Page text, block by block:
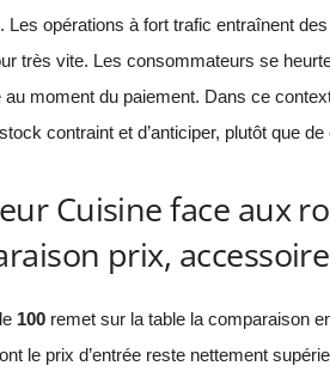
Les opérations à fort trafic entraînent
très vite. Les consommateurs se
au moment du paiement. Dans ce
contraint et d’anticiper, plutôt que
Cuisine face aux
prix,
100 remet sur la table la comparaison
le prix d’entrée reste nettement